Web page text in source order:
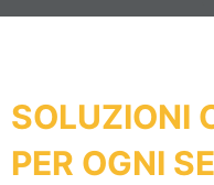
SOLUZIONI
PER OGNI